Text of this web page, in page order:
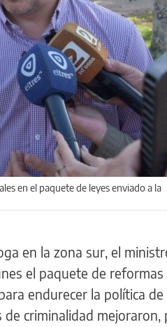
en el paquete de leyes enviado a la
en la zona sur, el
el paquete de reformas
endurecer la política de
criminalidad mejoraron,